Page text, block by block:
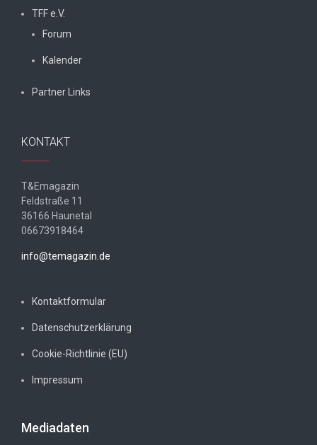
TFF e.V.
Forum
Kalender
Partner Links
KONTAKT
T&Emagazin
Feldstraße 11
36166 Haunetal
06673918464
info@temagazin.de
Kontaktformular
Datenschutzerklärung
Cookie-Richtlinie (EU)
Impressum
Mediadaten